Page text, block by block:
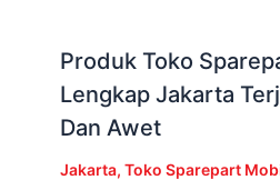
Produk Toko
Lengkap Jakarta
Dan Awet
Jakarta, Toko Sparepart